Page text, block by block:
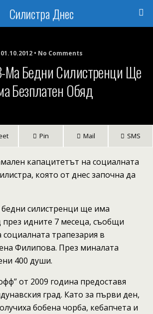
Силистра Днес
01.10.2012 • No Comments
Ма Бедни Силистренци Ще
Безплатен Обяд
Pin Mail SMS
капацитетът на социалната
която от днес започна да
силистренци ще има
през идните 7 месеца, съобщи
социалната трапезария в
Филипова. През миналата
400 души.
от 2009 година предоставя
град. Като за първи ден,
бобена чорба, кебапчета и